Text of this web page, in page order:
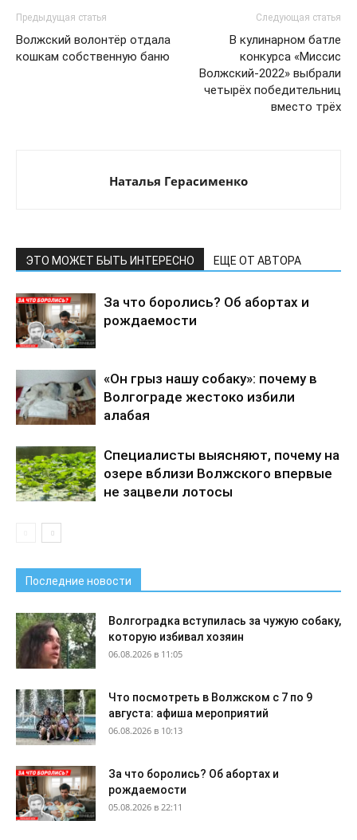
Предыдущая статья
Волжский волонтёр отдала
кошкам собственную баню
Следующая статья
В кулинарном батле
конкурса «Миссис
Волжский-2022» выбрали
четырёх победительниц
вместо трёх
Наталья Герасименко
ЭТО МОЖЕТ БЫТЬ ИНТЕРЕСНО ЕЩЕ ОТ АВТОРА
За что боролись? Об абортах и
рождаемости
«Он грыз нашу собаку»: почему в
Волгограде жестоко избили
алабая
Специалисты выясняют, почему на
озере вблизи Волжского впервые
не зацвели лотосы
Последние новости
Волгоградка вступилась за чужую собаку,
которую избивал хозяин
06.08.2026 в 11:05
Что посмотреть в Волжском с 7 по 9
августа: афиша мероприятий
06.08.2026 в 10:13
За что боролись? Об абортах и
рождаемости
05.08.2026 в 22:11